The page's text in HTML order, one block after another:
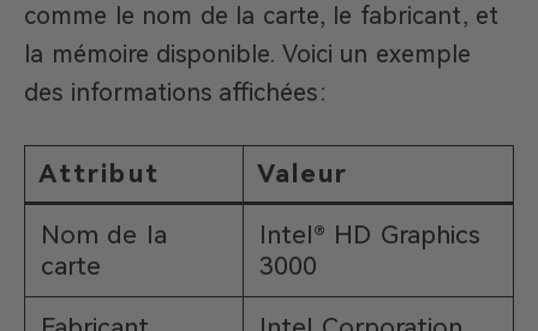
comme le nom de la carte, le fabricant, et
la mémoire disponible. Voici un exemple
des informations affichées :
Attribut Valeur
Nom de la
carte
Intel® HD Graphics
3000